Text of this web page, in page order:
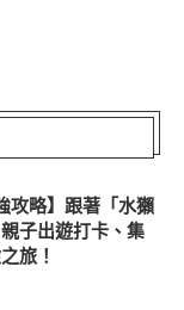
攻略】跟著「水獺
子出遊打卡、集
旅！